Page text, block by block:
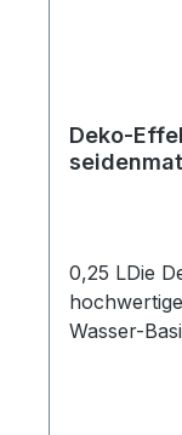
Deko-
0,25 LDie
Wasser-